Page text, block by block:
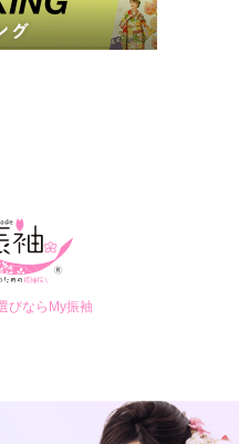
びならMy振袖